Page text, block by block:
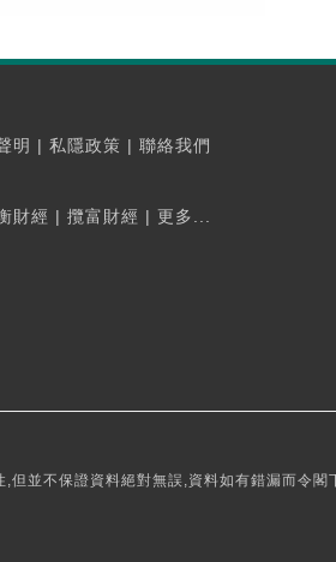
明 | 私隱政策 | 聯絡我們
財經 | 攬富財經 | 更多...
並不保證資料絕對無誤,資料如有錯漏而令